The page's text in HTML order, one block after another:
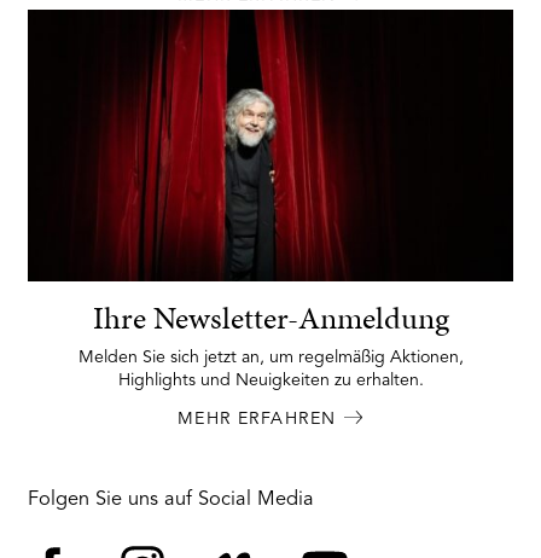
Ihre Newsletter-Anmeldung
Melden Sie sich jetzt an, um regelmäßig Aktionen,
Highlights und Neuigkeiten zu erhalten.
MEHR ERFAHREN
Folgen Sie uns auf Social Media